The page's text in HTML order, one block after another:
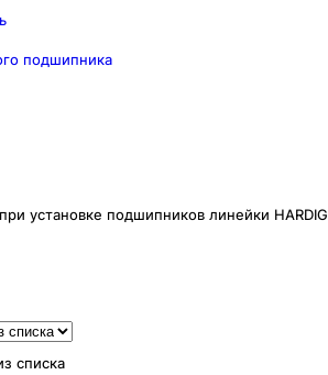
подшипника
установке подшипников линейки HARDIG
списка